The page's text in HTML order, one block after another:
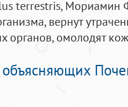
terrestris, Мориамин
вернут
органов, омолодят